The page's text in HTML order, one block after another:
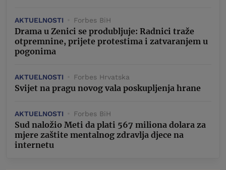
AKTUELNOSTI Forbes BiH
Drama u Zenici se produbljuje: Radnici traže
otpremnine, prijete protestima i zatvaranjem u
pogonima
AKTUELNOSTI Forbes Hrvatska
Svijet na pragu novog vala poskupljenja hrane
AKTUELNOSTI Forbes BiH
Sud naložio Meti da plati 567 miliona dolara za
mjere zaštite mentalnog zdravlja djece na
internetu